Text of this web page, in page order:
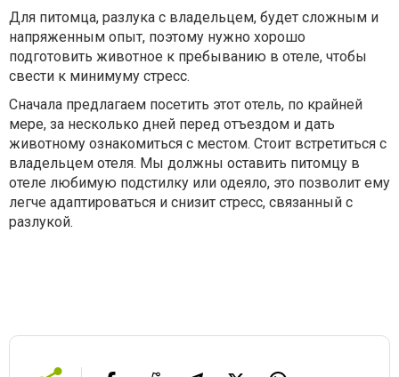
Для питомца, разлука с владельцем, будет сложным и
напряженным опыт, поэтому нужно хорошо
подготовить животное к пребыванию в отеле, чтобы
свести к минимуму стресс.
Сначала предлагаем посетить этот отель, по крайней
мере, за несколько дней перед отъездом и дать
животному ознакомиться с местом. Стоит встретиться с
владельцем отеля. Мы должны оставить питомцу в
отеле любимую подстилку или одеяло, это позволит ему
легче адаптироваться и снизит стресс, связанный с
разлукой.